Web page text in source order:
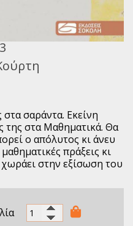
στα σαράντα. Εκείνη
της στα Μαθηματικά. Θα
ο απόλυτος κι άνευ
πράξεις κι
στην εξίσωση του